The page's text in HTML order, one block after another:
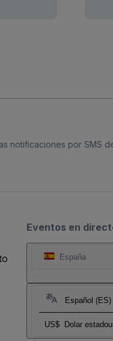
notificaciones por SMS
Eventos en
España
Español (ES)
US$ Dolar